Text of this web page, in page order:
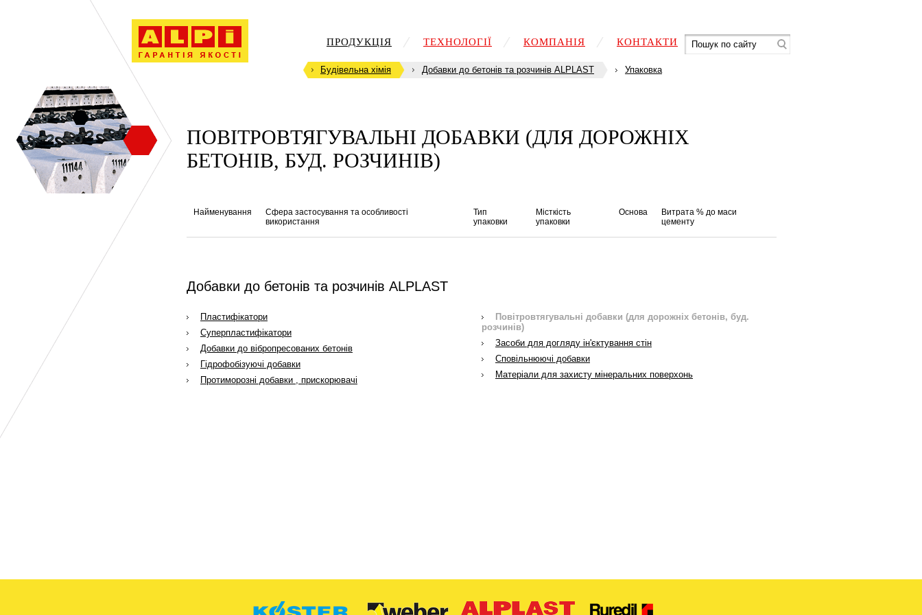
ПРОДУКЦІЯ ТЕХНОЛОГІЇ КОМПАНІЯ КОНТАКТИ
Будівельна хімія Добавки до бетонів та розчинів ALPLAST Упаковка
ПОВІТРОВТЯГУВАЛЬНІ ДОБАВКИ (ДЛЯ ДОРОЖНІХ
БЕТОНІВ, БУД. РОЗЧИНІВ)
Найменування
Сфера застосування та особливості
використання
Тип
упаковки
Місткість
упаковки
Основа
Витрата % до маси
цементу
Добавки до бетонів та розчинів ALPLAST
Пластифікатори
Суперпластифікатори
Добавки до вібропресованих бетонів
Гідрофобізуючі добавки
Протиморозні добавки , прискорювачі
Повітровтягувальні добавки (для дорожніх бетонів, буд.
розчинів)
Засоби для догляду ін'єктування стін
Сповільнюючі добавки
Матеріали для захисту мінеральних поверхонь